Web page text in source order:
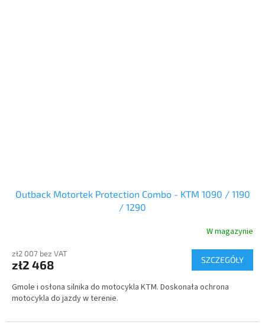
Outback Motortek Protection Combo - KTM 1090 / 1190
/ 1290
W magazynie
zł2 007 bez VAT
zł2 468 SZCZEGÓŁY
Gmole i osłona silnika do motocykla KTM. Doskonała ochrona
motocykla do jazdy w terenie.